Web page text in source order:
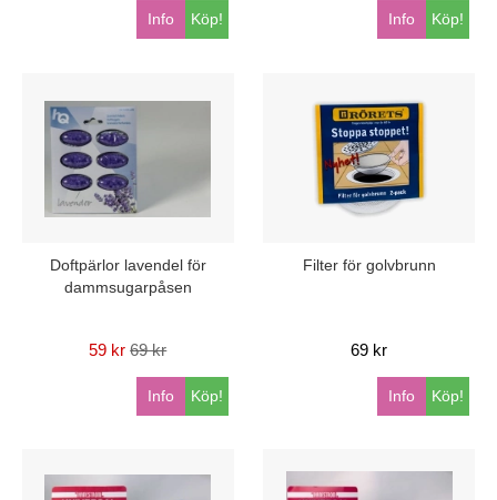
Köp!
Info Köp!
Info
Doftpärlor lavendel för
dammsugarpåsen
59 kr 69 kr
Köp!
Info
Filter för golvbrunn
69 kr
Köp!
Info